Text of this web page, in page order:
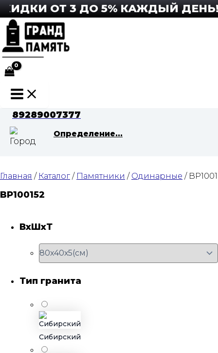
Перейти
к
содержимому
ОТ 3 ДО 5% КАЖДЫЙ ДЕНЬ!
Main
Menu
89289007377
Определение...
Главная / Каталог / Памятники / Одинарные /
BP100152
Тип гранита
Сибирский
ВхШхТ